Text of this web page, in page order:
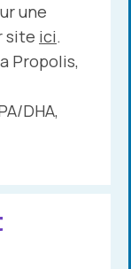
une
site ici.
Propolis,
DHA,